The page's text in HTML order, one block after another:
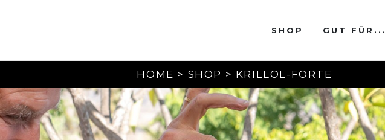
SHOP GUT FÜR...
HOME > SHOP > KRILLOL-FORTE